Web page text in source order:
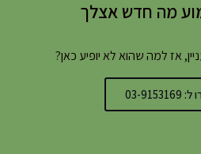
מה חדש אצלך
אז למה שהוא לא יופיע כאן?